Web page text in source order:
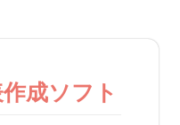
成ソフト